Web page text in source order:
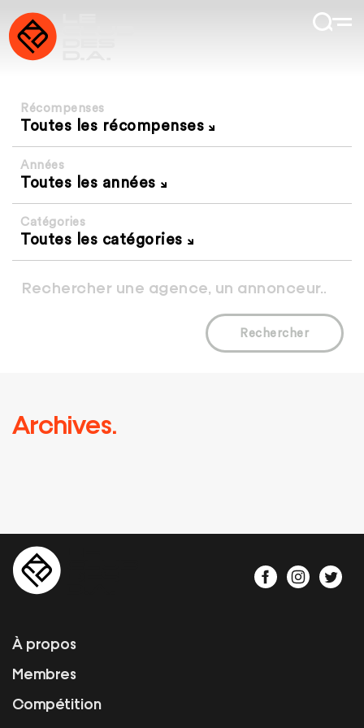
Récompenses
Toutes les récompenses
Années
Toutes les années
Catégories
Toutes les catégories
Rechercher
Archives.
À propos
Membres
Compétition